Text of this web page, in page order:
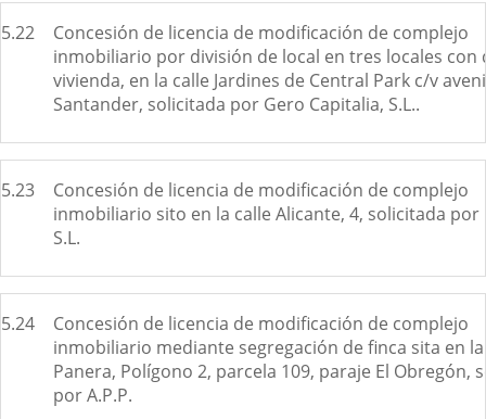
5.22
Concesión de licencia de modificación de complejo
inmobiliario por división de local en tres locales con
vivienda, en la calle Jardines de Central Park c/v
Santander, solicitada por Gero Capitalia, S.L..
5.23
Concesión de licencia de modificación de complejo
inmobiliario sito en la calle Alicante, 4, solicitada por
S.L.
5.24
Concesión de licencia de modificación de complejo
inmobiliario mediante segregación de finca sita en
Panera, Polígono 2, parcela 109, paraje El Obregón,
por A.P.P.